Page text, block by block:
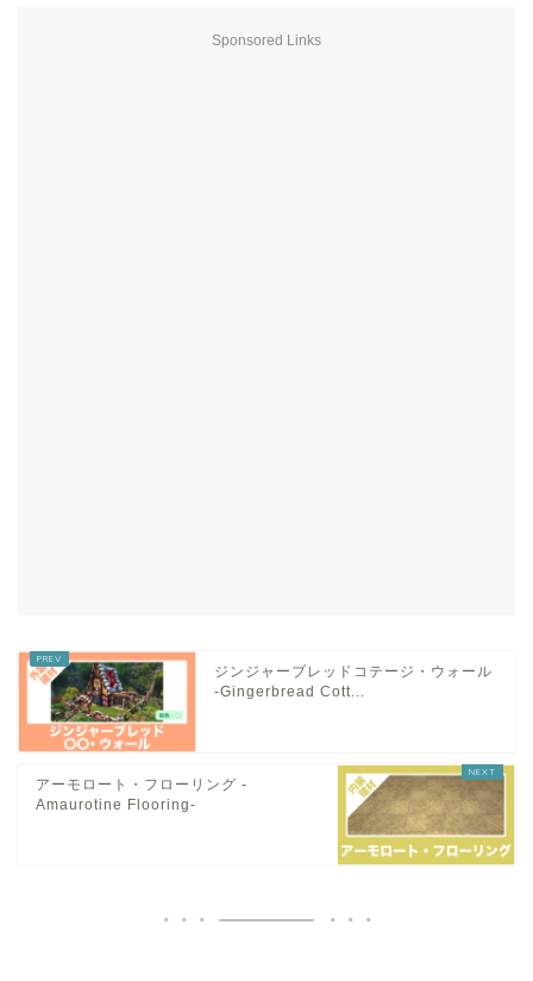
Sponsored Links
ジンジャーブレッドコテージ・ウォール
-Gingerbread Cott...
アーモロート・フローリング -
Amaurotine Flooring-